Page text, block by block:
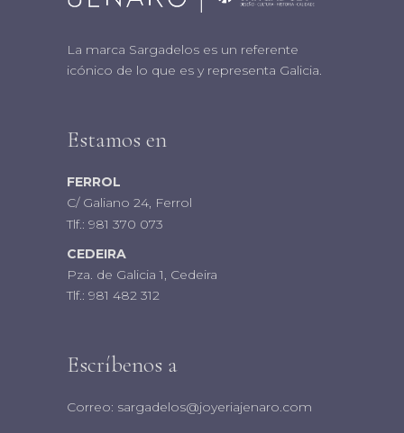
La marca Sargadelos es un referente
icónico de lo que es y representa Galicia.
Estamos en
FERROL
C/ Galiano 24, Ferrol
Tlf.: 981 370 073
CEDEIRA
Pza. de Galicia 1, Cedeira
Tlf.: 981 482 312
Escríbenos a
Correo: sargadelos@joyeriajenaro.com